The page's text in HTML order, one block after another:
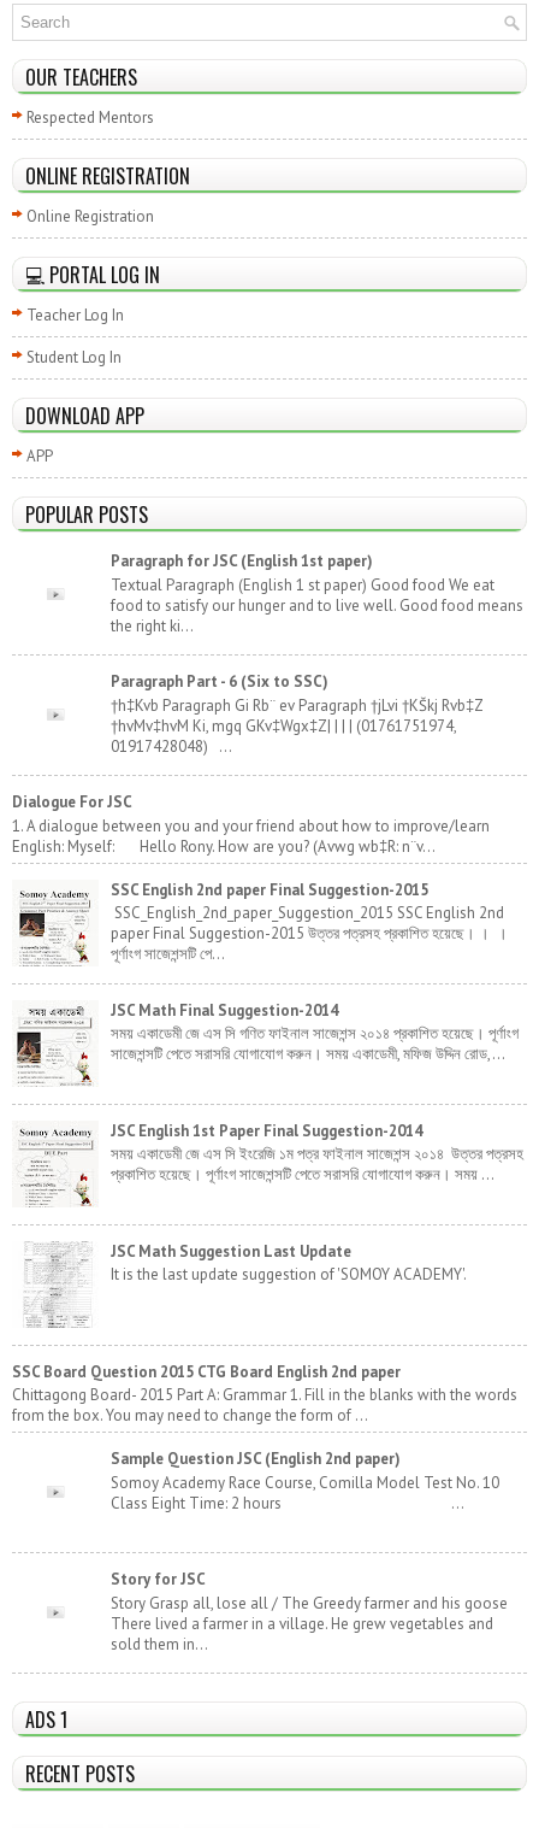
OUR TEACHERS
Respected Mentors
ONLINE REGISTRATION
Online Registration
💻 PORTAL LOG IN
Teacher Log In
Student Log In
DOWNLOAD APP
APP
POPULAR POSTS
Paragraph for JSC (English 1st paper)
Textual Paragraph (English 1 st paper) Good food We eat
food to satisfy our hunger and to live well. Good food means
the right ki...
Paragraph Part - 6 (Six to SSC)
†h‡Kvb Paragraph Gi Rb¨ ev Paragraph †jLvi †KŠkj Rvb‡Z
†hvMv‡hvM Ki, mgq GKv‡Wgx‡Z| | | | (01761751974,
01917428048) ...
Dialogue For JSC
1. A dialogue between you and your friend about how to improve/learn
English: Myself: Hello Rony. How are you? (Avwg wb‡R: n¨v...
SSC English 2nd paper Final Suggestion-2015
SSC_English_2nd_paper_Suggestion_2015 SSC English 2nd
paper Final Suggestion-2015 উত্তর পত্রসহ প্রকাশিত হয়েছে। । ।
পূর্ণাংগ সাজেশন্সটি পে...
JSC Math Final Suggestion-2014
সময় একাডেমী জে এস সি গণিত ফাইনাল সাজেশন্স ২০১৪ প্রকাশিত হয়েছে। পূর্ণাংগ
সাজেশন্সটি পেতে সরাসরি যোগাযোগ করুন। সময় একাডেমী, মফিজ উদ্দিন রোড,...
JSC English 1st Paper Final Suggestion-2014
সময় একাডেমী জে এস সি ইংরেজি ১ম পত্র ফাইনাল সাজেশন্স ২০১৪ উত্তর পত্রসহ
প্রকাশিত হয়েছে। পূর্ণাংগ সাজেশন্সটি পেতে সরাসরি যোগাযোগ করুন। সময় ...
JSC Math Suggestion Last Update
It is the last update suggestion of 'SOMOY ACADEMY'.
SSC Board Question 2015 CTG Board English 2nd paper
Chittagong Board- 2015 Part A: Grammar 1. Fill in the blanks with the words
from the box. You may need to change the form of ...
Sample Question JSC (English 2nd paper)
Somoy Academy Race Course, Comilla Model Test No. 10
Class Eight Time: 2 hours ...
Story for JSC
Story Grasp all, lose all / The Greedy farmer and his goose
There lived a farmer in a village. He grew vegetables and
sold them in...
ADS 1
RECENT POSTS